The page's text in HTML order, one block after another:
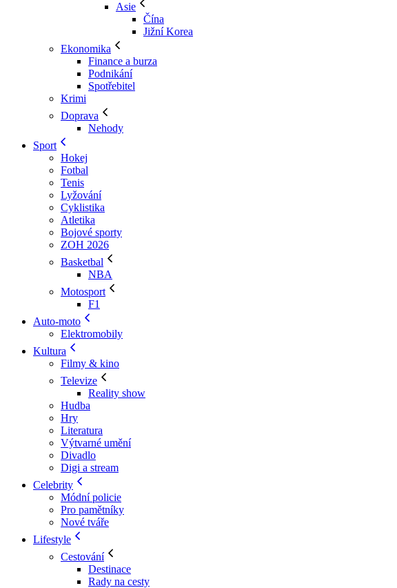
Asie
Čína
Jižní Korea
Ekonomika
Finance a burza
Podnikání
Spotřebitel
Krimi
Doprava
Nehody
Sport
Hokej
Fotbal
Tenis
Lyžování
Cyklistika
Atletika
Bojové sporty
ZOH 2026
Basketbal
NBA
Motosport
F1
Auto-moto
Elektromobily
Kultura
Filmy & kino
Televize
Reality show
Hudba
Hry
Literatura
Výtvarné umění
Divadlo
Digi a stream
Celebrity
Módní policie
Pro pamětníky
Nové tváře
Lifestyle
Cestování
Destinace
Rady na cesty